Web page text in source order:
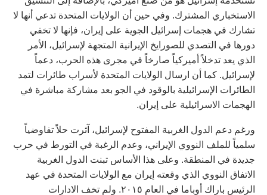
الاستخباري المشترك. وفي حين أن الولايات المتحدة تدعي أنها لا
تشارك في هجمات إسرائيل الجوية على إيران، فإنها لا تخفي
دورها في التصدي للصورايخ الإيرانية المتجهة لإسرائيل، الأمر
الذي يعد تدخلاً أميركياً صارخاً في مجرى هذه الحرب، دعماً
لإسرائيل. كما أن ارسال الولايات المتحدة لأسراب طائرات لتمد
الطائرات الإسرائيلية بالوقود في الجو بعد مشاركة مباشرة في
الهجمات الاسرائيلية على إيران.
ورغم دعم الدول الغربية المفتوح لإسرائيل، آثرت حلاً تفاوضياً
سلمياً للملف النووي الإيراني، وعدم الرغبة في التورط في حرب
جديدة في المنطقة. وعلى هذا الأساس تبنت الدول الغربية
الاتفاق النووي الذي وقعته إيران مع الولايات المتحدة في عهد
الرئيس باراك أوباما في العام ٢٠١٥. ولم تخف الادارات